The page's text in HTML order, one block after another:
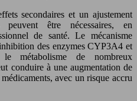
secondaires et un ajustement
peuvent être nécessaires, en
de santé. Le mécanisme
des enzymes CYP3A4 et
métabolisme de nombreux
conduire à une augmentation de
avec un risque accru